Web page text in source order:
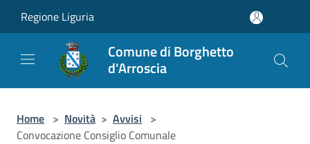
Regione Liguria
Comune di Borghetto
d'Arroscia
Home > Novità > Avvisi >
Convocazione Consiglio Comunale